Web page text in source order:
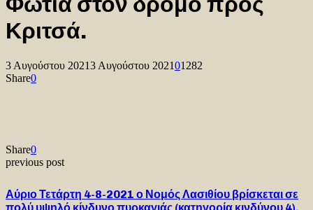
Κριτσά.
3 Αυγούστου 20213 Αυγούστου 202101282
Share0
Share0
previous post
Αύριο Τετάρτη 4-8-2021 ο Νομός Λασιθίου βρίσκεται σε
πολύ υψηλό κίνδυνο πυρκαγιάς (κατηγορία κινδύνου 4).